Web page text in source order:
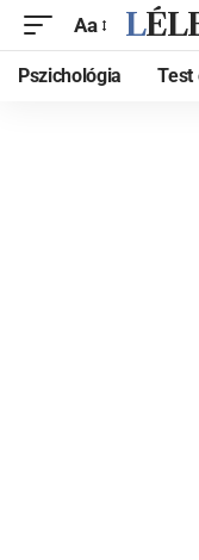
Aa
Pszichológia Test